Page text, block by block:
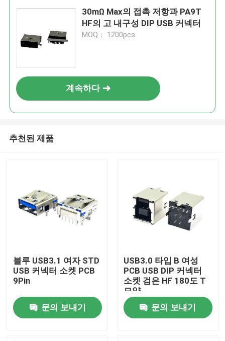
30mΩ Max의 접촉 저항과 PA9T
HF의 고 내구성 DIP USB 커넥터
MOQ： 1200pcs
계속하다
추천된 제품
블루 USB3.1 여자 STD
USB 커넥터 소켓 PCB
9Pin
문의 보내기
USB3.0 타입 B 여성
PCB USB DIP 커넥터
소켓 검은 HF 180도 T
모양
문의 보내기